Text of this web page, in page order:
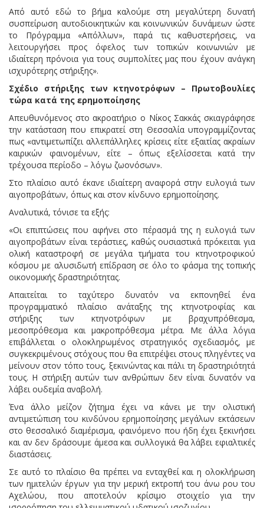
Από αυτό εδώ το βήμα καλούμε στη μεγαλύτερη δυνατή
συσπείρωση αυτοδιοικητικών και κοινωνικών δυνάμεων ώστε
το Πρόγραμμα «Απόλλων», παρά τις καθυστερήσεις, να
λειτουργήσει προς όφελος των τοπικών κοινωνιών με
ιδιαίτερη πρόνοια για τους συμπολίτες μας που έχουν ανάγκη
ισχυρότερης στήριξης».
Σχέδιο στήριξης των κτηνοτρόφων – Πρωτοβουλίες
τώρα κατά της ερημοποίησης
Απευθυνόμενος στο ακροατήριο ο Νίκος Σακκάς σκιαγράφησε
την κατάσταση που επικρατεί στη Θεσσαλία υπογραμμίζοντας
πως «αντιμετωπίζει αλλεπάλληλες κρίσεις είτε εξαιτίας ακραίων
καιρικών φαινομένων, είτε – όπως εξελίσσεται κατά την
τρέχουσα περίοδο – λόγω ζωονόσων».
Στο πλαίσιο αυτό έκανε ιδιαίτερη αναφορά στην ευλογιά των
αιγοπροβάτων, όπως και στον κίνδυνο ερημοποίησης.
Αναλυτικά, τόνισε τα εξής:
«Οι επιπτώσεις που αφήνει στο πέρασμά της η ευλογιά των
αιγοπροβάτων είναι τεράστιες, καθώς ουσιαστικά πρόκειται για
ολική καταστροφή σε μεγάλα τμήματα του κτηνοτροφικού
κόσμου με αλυσιδωτή επίδραση σε όλο το φάσμα της τοπικής
οικονομικής δραστηριότητας.
Απαιτείται το ταχύτερο δυνατόν να εκπονηθεί ένα
προγραμματικό πλαίσιο ανάταξης της κτηνοτροφίας και
στήριξης των κτηνοτρόφων με βραχυπρόθεσμα,
μεσοπρόθεσμα και μακροπρόθεσμα μέτρα. Με άλλα λόγια
επιβάλλεται ο ολοκληρωμένος στρατηγικός σχεδιασμός, με
συγκεκριμένους στόχους που θα επιτρέψει στους πληγέντες να
μείνουν στον τόπο τους, ξεκινώντας και πάλι τη δραστηριότητά
τους. Η στήριξη αυτών των ανθρώπων δεν είναι δυνατόν να
λάβει ουδεμία αναβολή.
Ένα άλλο μείζον ζήτημα έχει να κάνει με την ολιστική
αντιμετώπιση του κινδύνου ερημοποίησης μεγάλων εκτάσεων
στο θεσσαλικό διαμέρισμα, φαινόμενο που ήδη έχει ξεκινήσει
και αν δεν δράσουμε άμεσα και συλλογικά θα λάβει εφιαλτικές
διαστάσεις.
Σε αυτό το πλαίσιο θα πρέπει να ενταχθεί και η ολοκλήρωση
των ημιτελών έργων για την μερική εκτροπή του άνω ρου του
Αχελώου, που αποτελούν κρίσιμο στοιχείο για την